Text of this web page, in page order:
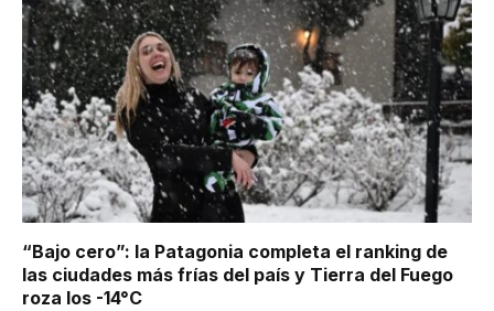
“Bajo cero”: la Patagonia completa el ranking de
las ciudades más frías del país y Tierra del Fuego
roza los -14°C